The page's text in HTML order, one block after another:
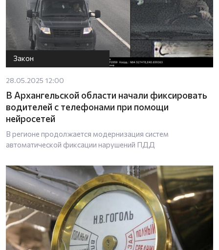
Закон
28.05.2025 12:00
В Архангельской области начали фиксировать
водителей с телефонами при помощи
нейросетей
В регионе продолжается модернизация систем
автоматической фиксации нарушений ПДД